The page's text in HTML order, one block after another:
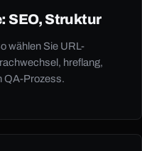
SEO, Struktur
wählen Sie URL-
hreflang,
QA-Prozess.